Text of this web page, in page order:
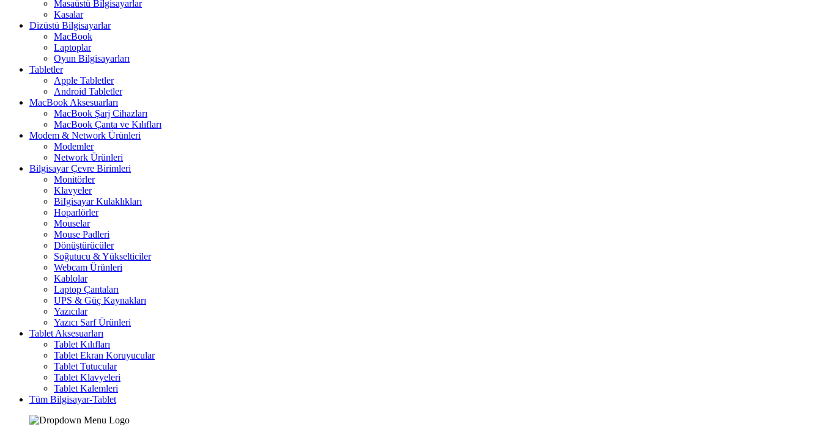
Masaüstü Bilgisayarlar
Kasalar
Dizüstü Bilgisayarlar
MacBook
Laptoplar
Oyun Bilgisayarları
Tabletler
Apple Tabletler
Android Tabletler
MacBook Aksesuarları
MacBook Şarj Cihazları
MacBook Çanta ve Kılıfları
Modem & Network Ürünleri
Modemler
Network Ürünleri
Bilgisayar Çevre Birimleri
Monitörler
Klavyeler
BiIgisayar Kulaklıkları
Hoparlörler
Mouselar
Mouse Padleri
Dönüştürücüler
Soğutucu & Yükselticiler
Webcam Ürünleri
Kablolar
Laptop Çantaları
UPS & Güç Kaynakları
Yazıcılar
Yazıcı Sarf Ürünleri
Tablet Aksesuarları
Tablet Kılıfları
Tablet Ekran Koruyucular
Tablet Tutucular
Tablet Klavyeleri
Tablet Kalemleri
Tüm Bilgisayar-Tablet